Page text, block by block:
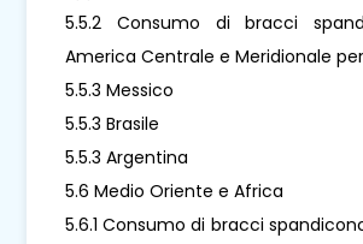
5.5.2 Consumo di bracci
America Centrale e Meridionale
5.5.3 Messico
5.5.3 Brasile
5.5.3 Argentina
5.6 Medio Oriente e Africa
5.6.1 Consumo di bracci